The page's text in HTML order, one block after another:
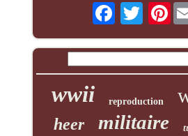
wwii reproduction
heer militaire